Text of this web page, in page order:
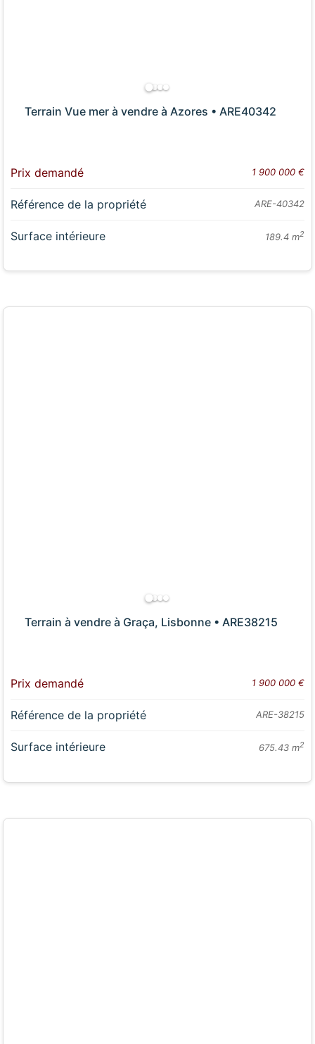
Terrain Vue mer à vendre à Azores • ARE40342
Prix demandé 1 900 000 €
Référence de la propriété ARE-40342
Surface intérieure 189.4 m2
Terrain à vendre à Graça, Lisbonne • ARE38215
Prix demandé 1 900 000 €
Référence de la propriété ARE-38215
Surface intérieure 675.43 m2